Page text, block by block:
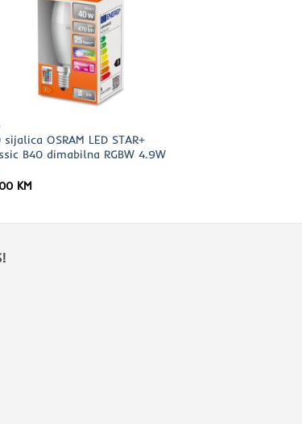
sijalica OSRAM LED STAR+
B40 dimabilna RGBW 4.9W
KM